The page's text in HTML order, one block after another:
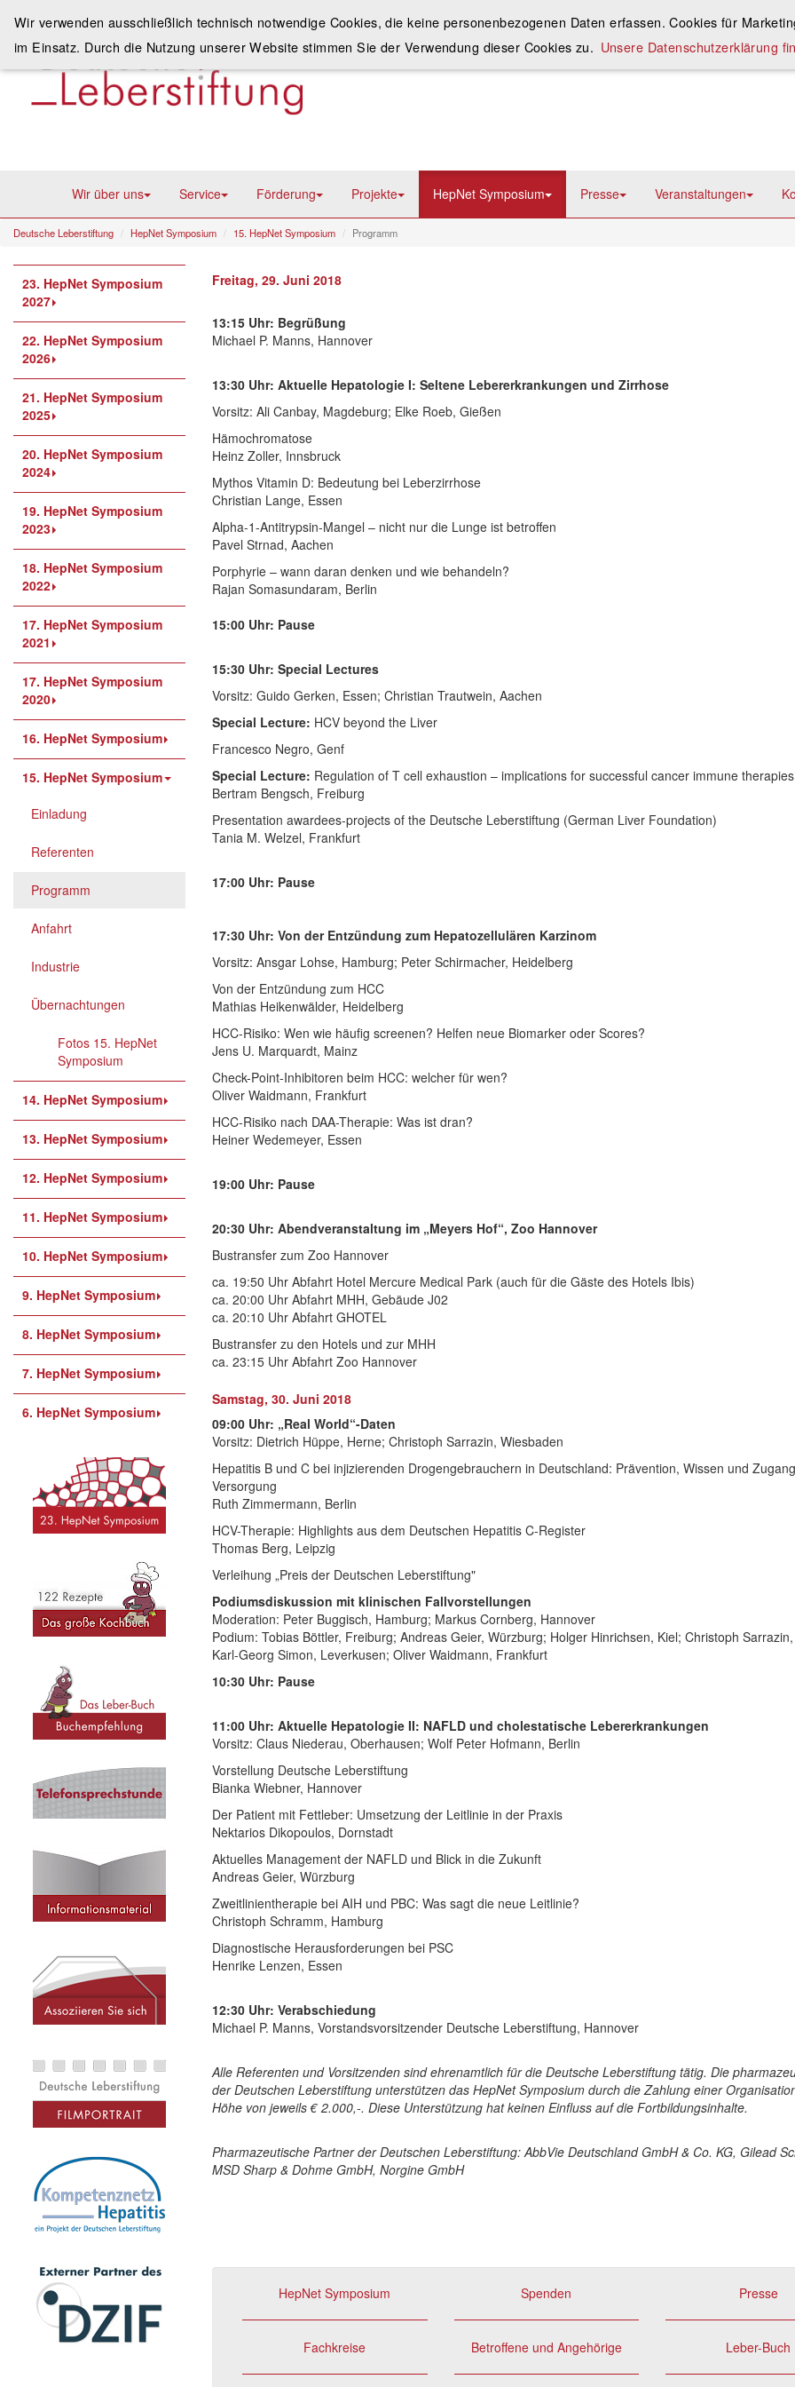
Wir über uns Service Förderung Projekte HepNet Symposium Presse Veranstaltungen
Deutsche Leberstiftung HepNet Symposium 15. HepNet Symposium Programm
23. HepNet Symposium
2027
22. HepNet Symposium
2026
21. HepNet Symposium
2025
20. HepNet Symposium
2024
19. HepNet Symposium
2023
18. HepNet Symposium
2022
17. HepNet Symposium
2021
17. HepNet Symposium
2020
16. HepNet Symposium
15. HepNet Symposium
Einladung
Referenten
Programm
Anfahrt
Industrie
Übernachtungen
Fotos 15. HepNet
Symposium
14. HepNet Symposium
13. HepNet Symposium
12. HepNet Symposium
11. HepNet Symposium
10. HepNet Symposium
9. HepNet Symposium
8. HepNet Symposium
7. HepNet Symposium
6. HepNet Symposium
Freitag, 29. Juni 2018
13:15 Uhr: Begrüßung
Michael P. Manns, Hannover
13:30 Uhr: Aktuelle Hepatologie I: Seltene Lebererkrankungen und Zirrhose
Vorsitz: Ali Canbay, Magdeburg; Elke Roeb, Gießen
Hämochromatose
Heinz Zoller, Innsbruck
Mythos Vitamin D: Bedeutung bei Leberzirrhose
Christian Lange, Essen
Alpha-1-Antitrypsin-Mangel – nicht nur die Lunge ist betroffen
Pavel Strnad, Aachen
Porphyrie – wann daran denken und wie behandeln?
Rajan Somasundaram, Berlin
15:00 Uhr: Pause
15:30 Uhr: Special Lectures
Vorsitz: Guido Gerken, Essen; Christian Trautwein, Aachen
Special Lecture: HCV beyond the Liver
Francesco Negro, Genf
Special Lecture: Regulation of T cell exhaustion – implications for successful cancer immune therapies
Bertram Bengsch, Freiburg
Presentation awardees-projects of the Deutsche Leberstiftung (German Liver Foundation)
Tania M. Welzel, Frankfurt
17:00 Uhr: Pause
17:30 Uhr: Von der Entzündung zum Hepatozellulären Karzinom
Vorsitz: Ansgar Lohse, Hamburg; Peter Schirmacher, Heidelberg
Von der Entzündung zum HCC
Mathias Heikenwälder, Heidelberg
HCC-Risiko: Wen wie häufig screenen? Helfen neue Biomarker oder Scores?
Jens U. Marquardt, Mainz
Check-Point-Inhibitoren beim HCC: welcher für wen?
Oliver Waidmann, Frankfurt
HCC-Risiko nach DAA-Therapie: Was ist dran?
Heiner Wedemeyer, Essen
19:00 Uhr: Pause
20:30 Uhr: Abendveranstaltung im „Meyers Hof“, Zoo Hannover
Bustransfer zum Zoo Hannover
ca. 19:50 Uhr Abfahrt Hotel Mercure Medical Park (auch für die Gäste des Hotels Ibis)
ca. 20:00 Uhr Abfahrt MHH, Gebäude J02
ca. 20:10 Uhr Abfahrt GHOTEL
Bustransfer zu den Hotels und zur MHH
ca. 23:15 Uhr Abfahrt Zoo Hannover
Samstag, 30. Juni 2018
09:00 Uhr: „Real World“-Daten
Vorsitz: Dietrich Hüppe, Herne; Christoph Sarrazin, Wiesbaden
Hepatitis B und C bei injizierenden Drogengebrauchern in Deutschland: Prävention, Wissen und
Versorgung
Ruth Zimmermann, Berlin
HCV-Therapie: Highlights aus dem Deutschen Hepatitis C-Register
Thomas Berg, Leipzig
Verleihung „Preis der Deutschen Leberstiftung"
Podiumsdiskussion mit klinischen Fallvorstellungen
Moderation: Peter Buggisch, Hamburg; Markus Cornberg, Hannover
Podium: Tobias Böttler, Freiburg; Andreas Geier, Würzburg; Holger Hinrichsen, Kiel; Christoph
Karl-Georg Simon, Leverkusen; Oliver Waidmann, Frankfurt
10:30 Uhr: Pause
11:00 Uhr: Aktuelle Hepatologie II: NAFLD und cholestatische Lebererkrankungen
Vorsitz: Claus Niederau, Oberhausen; Wolf Peter Hofmann, Berlin
Vorstellung Deutsche Leberstiftung
Bianka Wiebner, Hannover
Der Patient mit Fettleber: Umsetzung der Leitlinie in der Praxis
Nektarios Dikopoulos, Dornstadt
Aktuelles Management der NAFLD und Blick in die Zukunft
Andreas Geier, Würzburg
Zweitlinientherapie bei AIH und PBC: Was sagt die neue Leitlinie?
Christoph Schramm, Hamburg
Diagnostische Herausforderungen bei PSC
Henrike Lenzen, Essen
12:30 Uhr: Verabschiedung
Michael P. Manns, Vorstandsvorsitzender Deutsche Leberstiftung, Hannover
Alle Referenten und Vorsitzenden sind ehrenamtlich für die Deutsche Leberstiftung tätig. Die
der Deutschen Leberstiftung unterstützen das HepNet Symposium durch die Zahlung einer
Höhe von jeweils € 2.000,-. Diese Unterstützung hat keinen Einfluss auf die Fortbildungsinhalte.
Pharmazeutische Partner der Deutschen Leberstiftung: AbbVie Deutschland GmbH & Co. KG, Gilead
MSD Sharp & Dohme GmbH, Norgine GmbH
HepNet Symposium
Fachkreise
Spenden
Betroffene und Angehörige
Presse
Leber-Buch
Wir verwenden ausschließlich technisch notwendige Cookies, die keine personenbezogenen Daten erfassen. Cookies für
im Einsatz. Durch die Nutzung unserer Website stimmen Sie der Verwendung dieser Cookies zu. Unsere Datenschutzerklärung